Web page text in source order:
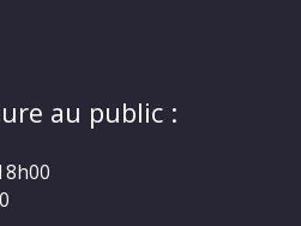
au public :